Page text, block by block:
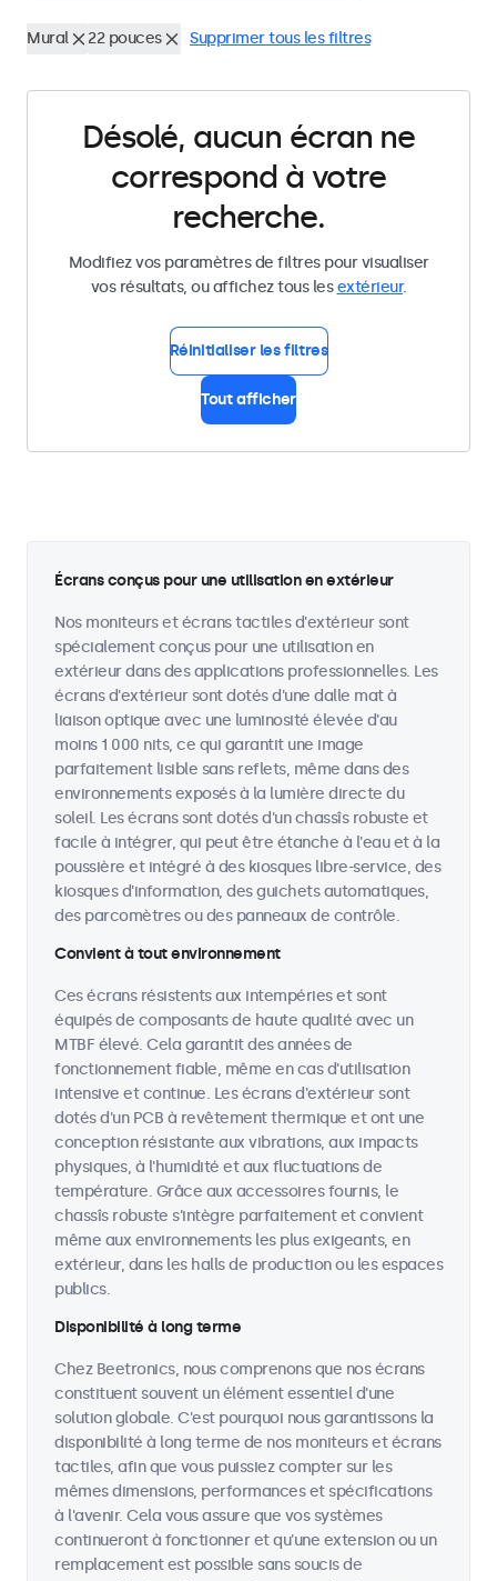
Mural 22 pouces Supprimer tous les filtres
Désolé, aucun écran ne
correspond à votre
recherche.
Modifiez vos paramètres de filtres pour visualiser
vos résultats, ou affichez tous lesextérieur.
Réinitialiser les filtres
Tout afficher
Écrans conçus pour une utilisation en extérieur
Nos moniteurs et écrans tactiles d'extérieur sont
spécialement conçus pour une utilisation en
extérieur dans des applications professionnelles. Les
écrans d'extérieur sont dotés d'une dalle mat à
liaison optique avec une luminosité élevée d'au
moins 1 000 nits, ce qui garantit une image
parfaitement lisible sans reflets, même dans des
environnements exposés à la lumière directe du
soleil. Les écrans sont dotés d'un chassîs robuste et
facile à intégrer, qui peut être étanche à l'eau et à la
poussière et intégré à des kiosques libre-service, des
kiosques d'information, des guichets automatiques,
des parcomètres ou des panneaux de contrôle.
Convient à tout environnement
Ces écrans résistents aux intempéries et sont
équipés de composants de haute qualité avec un
MTBF élevé. Cela garantit des années de
fonctionnement fiable, même en cas d'utilisation
intensive et continue. Les écrans d'extérieur sont
dotés d'un PCB à revêtement thermique et ont une
conception résistante aux vibrations, aux impacts
physiques, à l'humidité et aux fluctuations de
température. Grâce aux accessoires fournis, le
chassîs robuste s'intègre parfaitement et convient
même aux environnements les plus exigeants, en
extérieur, dans les halls de production ou les espaces
publics.
Disponibilité à long terme
Chez Beetronics, nous comprenons que nos écrans
constituent souvent un élément essentiel d'une
solution globale. C'est pourquoi nous garantissons la
disponibilité à long terme de nos moniteurs et écrans
tactiles, afin que vous puissiez compter sur les
mêmes dimensions, performances et spécifications
à l'avenir. Cela vous assure que vos systèmes
continueront à fonctionner et qu'une extension ou un
remplacement est possible sans soucis de